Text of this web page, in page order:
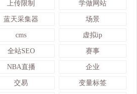
上传限制 学做网站
蓝天采集器 场景
cms 虚拟ip
全站SEO 赛事
NBA直播 企业
交易 变量标签